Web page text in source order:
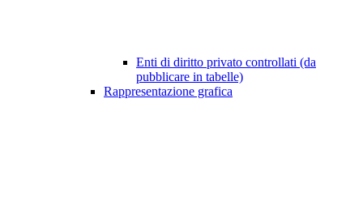
Enti di diritto privato controllati (da
pubblicare in tabelle)
Rappresentazione grafica